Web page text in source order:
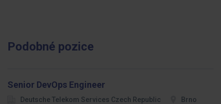
Podobné pozice
Senior DevOps Engineer
Deutsche Telekom Services Czech Republic
Brno